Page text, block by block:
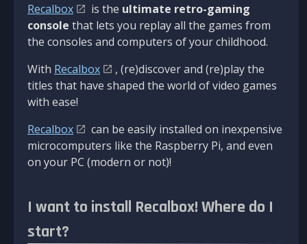
Recalbox is the ultimate retro-gaming
console that lets you replay all the games from
the consoles and computers of your childhood.
With Recalbox
, (re)discover and (re)play the
titles that have shaped the world of video games
with ease!
Recalbox
can be easily installed on inexpensive
microcomputers like the Raspberry Pi, and even
on your PC (modern or not)!
I want to install Recalbox! Where do I
start?